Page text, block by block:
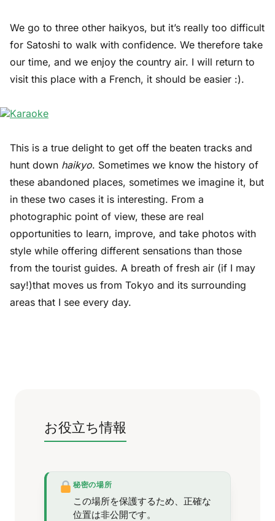
We go to three other haikyos, but it’s really too difficult
for Satoshi to walk with confidence. We therefore take
our time, and we enjoy the country air. I will return to
visit this place with a French, it should be easier :).
This is a true delight to get off the beaten tracks and
hunt down haikyo. Sometimes we know the history of
these abandoned places, sometimes we imagine it, but
in these two cases it is interesting. From a
photographic point of view, these are real
opportunities to learn, improve, and take photos with
style while offering different sensations than those
from the tourist guides. A breath of fresh air (if I may
say!)that moves us from Tokyo and its surrounding
areas that I see every day.
お役立ち情報
秘密の場所
この場所を保護するため、正確な
位置は非公開です。